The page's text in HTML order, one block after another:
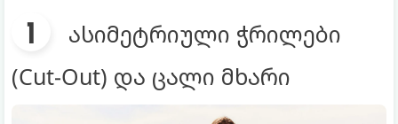
ასიმეტრიული ჭრილები
(Cut-Out) და ცალი მხარი